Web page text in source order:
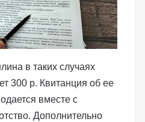
в таких случаях
300 р. Квитанция об ее
вместе с
. Дополнительно